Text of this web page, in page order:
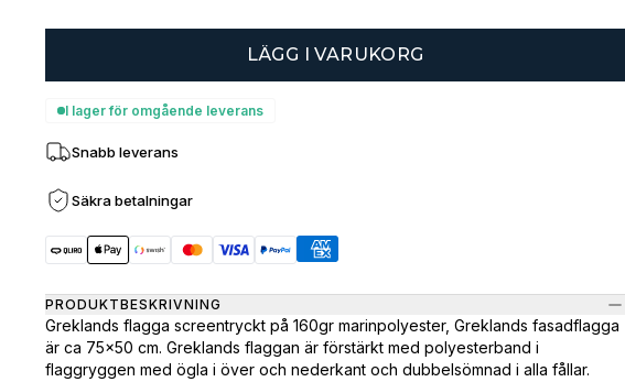
LÄGG I VARUKORG
I lager för omgående leverans
Snabb leverans
Säkra betalningar
PRODUKTBESKRIVNING
Greklands flagga screentryckt på 160gr marinpolyester, Greklands fasadflagga
är ca 75x50 cm. Greklands flaggan är förstärkt med polyesterband i
flaggryggen med ögla i över och nederkant och dubbelsömnad i alla fållar.